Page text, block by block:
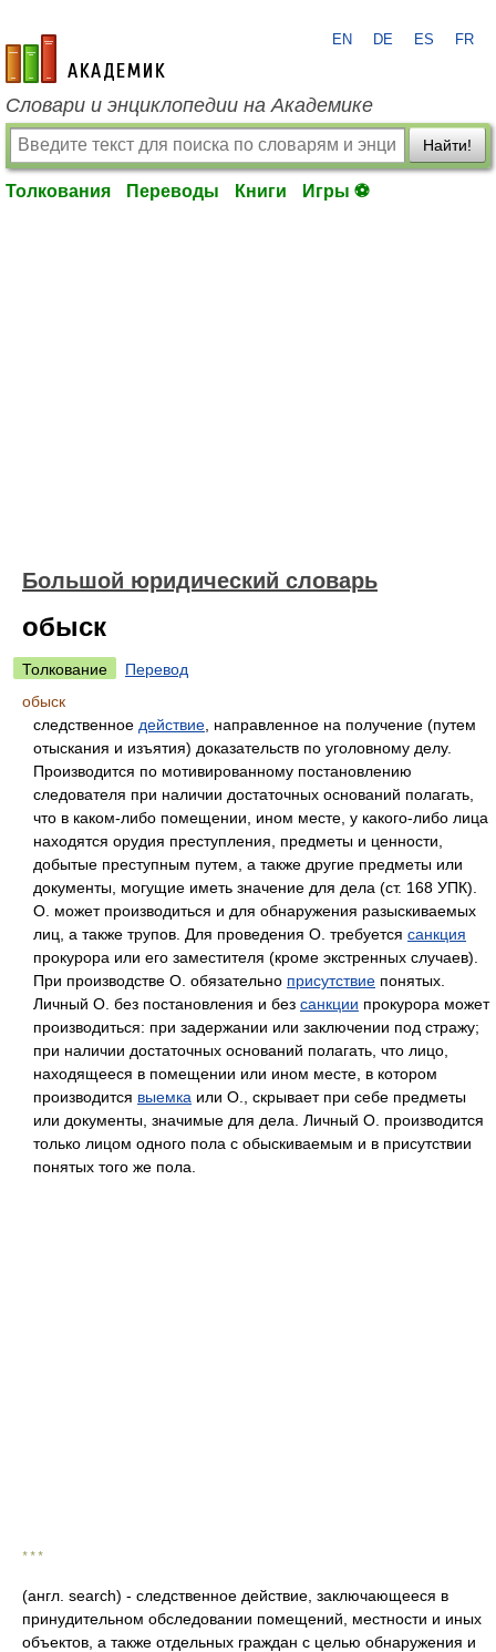
academic.ru
EN DE ES FR
Словари и энциклопедии на Академике
Найти!
Толкования Переводы Книги Игры ⚽
Большой юридический словарь
обыск
Толкование
Перевод
обыск
следственное действие , направленное на получение (путем
отыскания и изъятия) доказательств по уголовному делу.
Производится по мотивированному постановлению
следователя при наличии достаточных оснований полагать,
что в каком-либо помещении, ином месте, у какого-либо лица
находятся орудия преступления, предметы и ценности,
добытые преступным путем, а также другие предметы или
документы, могущие иметь значение для дела (ст. 168 УПК).
О. может производиться и для обнаружения разыскиваемых
лиц, а также трупов. Для проведения О. требуется санкция
прокурора или его заместителя (кроме экстренных случаев).
При производстве О. обязательно присутствие понятых.
Личный О. без постановления и без санкции прокурора может
производиться: при задержании или заключении под стражу;
при наличии достаточных оснований полагать, что лицо,
находящееся в помещении или ином месте, в котором
производится выемка или О., скрывает при себе предметы
или документы, значимые для дела. Личный О. производится
только лицом одного пола с обыскиваемым и в присутствии
понятых того же пола.
* * *
(англ. search) - следственное действие, заключающееся в
принудительном обследовании помещений, местности и иных
объектов, а также отдельных граждан с целью обнаружения и